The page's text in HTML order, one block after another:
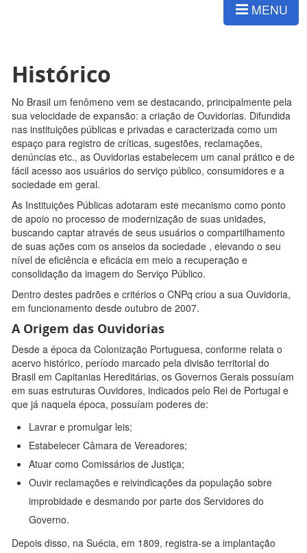
MENU
Histórico
No Brasil um fenômeno vem se destacando, principalmente pela
sua velocidade de expansão: a criação de Ouvidorias. Difundida
nas instituições públicas e privadas e caracterizada como um
espaço para registro de críticas, sugestões, reclamações,
denúncias etc., as Ouvidorias estabelecem um canal prático e de
fácil acesso aos usuários do serviço público, consumidores e a
sociedade em geral.
As Instituições Públicas adotaram este mecanismo como ponto
de apoio no processo de modernização de suas unidades,
buscando captar através de seus usuários o compartilhamento
de suas ações com os anseios da sociedade , elevando o seu
nível de eficiência e eficácia em meio a recuperação e
consolidação da imagem do Serviço Público.
Dentro destes padrões e critérios o CNPq criou a sua Ouvidoria,
em funcionamento desde outubro de 2007.
A Origem das Ouvidorias
Desde a época da Colonização Portuguesa, conforme relata o
acervo histórico, período marcado pela divisão territorial do
Brasil em Capitanias Hereditárias, os Governos Gerais possuíam
em suas estruturas Ouvidores, indicados pelo Rei de Portugal e
que já naquela época, possuíam poderes de:
Lavrar e promulgar leis;
Estabelecer Câmara de Vereadores;
Atuar como Comissários de Justiça;
Ouvir reclamações e reivindicações da população sobre
improbidade e desmando por parte dos Servidores do
Governo.
Depois disso, na Suécia, em 1809, registra-se a implantação